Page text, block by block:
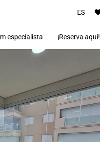
ES
especialista ¡Reserva aquí!